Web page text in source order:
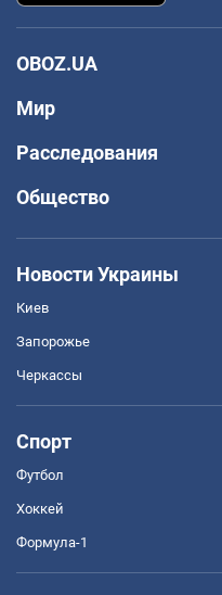
OBOZ.UA
Мир
Расследования
Общество
Новости Украины
Киев
Запорожье
Черкассы
Спорт
Футбол
Хоккей
Формула-1